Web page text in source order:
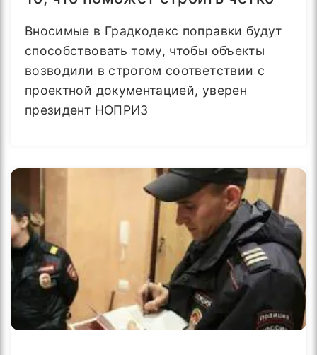
Вносимые в Градкодекс поправки будут
способствовать тому, чтобы объекты
возводили в строгом соответствии с
проектной документацией, уверен
президент НОПРИЗ